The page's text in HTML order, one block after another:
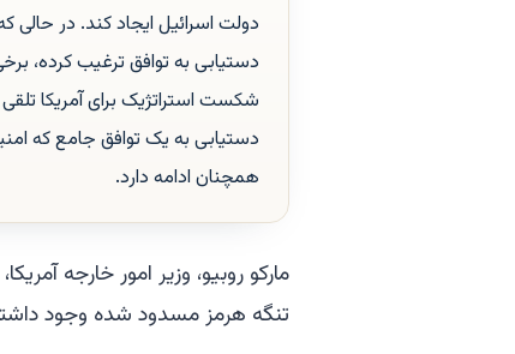
دولت اسرائیل ایجاد کند. در حالی
دستیابی به توافق ترغیب کرده،
شکست استراتژیک برای آمریکا
دستیابی به یک توافق جامع که
همچنان ادامه دارد.
مارکو روبیو، وزیر امور خارجه
تنگه هرمز مسدود شده وجود